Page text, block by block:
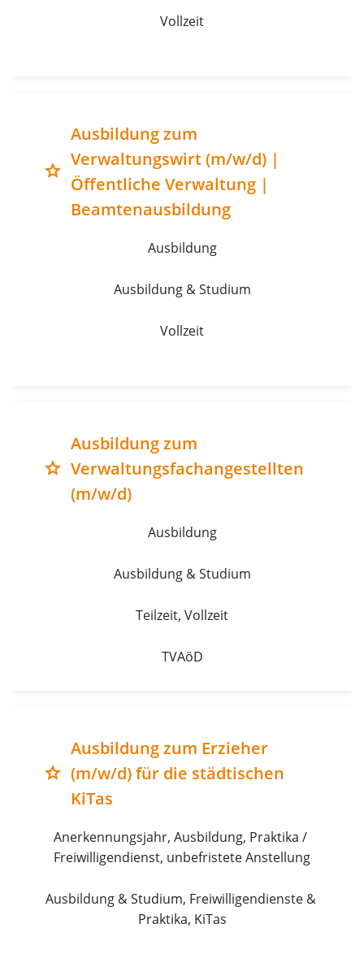
Vollzeit
grade
Ausbildung zum
Verwaltungswirt (m/w/d) |
Öffentliche Verwaltung |
Beamtenausbildung
Ausbildung
Ausbildung & Studium
Vollzeit
grade
Ausbildung zum
Verwaltungsfachangestellten
(m/w/d)
Ausbildung
Ausbildung & Studium
Teilzeit, Vollzeit
TVAöD
grade
Ausbildung zum Erzieher
(m/w/d) für die städtischen
KiTas
Anerkennungsjahr, Ausbildung, Praktika /
Freiwilligendienst, unbefristete Anstellung
Ausbildung & Studium, Freiwilligendienste &
Praktika, KiTas